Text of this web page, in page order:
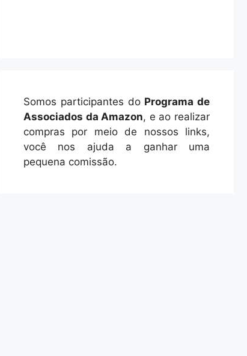
Somos participantes do Programa de
Associados da Amazon, e ao realizar
compras por meio de nossos links,
você nos ajuda a ganhar uma
pequena comissão.